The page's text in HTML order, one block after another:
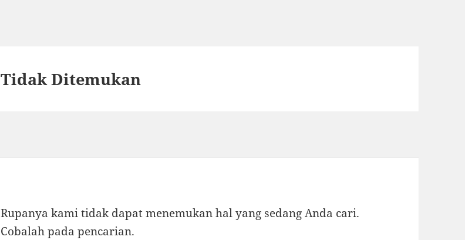
Tidak Ditemukan
Rupanya kami tidak dapat menemukan hal yang sedang Anda cari.
Cobalah pada pencarian.